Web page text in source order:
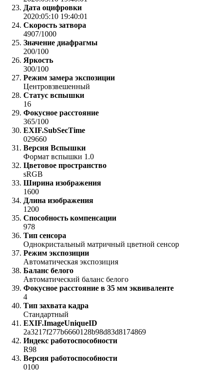
Дата оцифровки
2020:05:10 19:40:01
Скорость затвора
4907/1000
Значение диафрагмы
200/100
Яркость
300/100
Режим замера экспозиции
Центровзвешенный
Статус вспышки
16
Фокусное расстояние
365/100
EXIF.SubSecTime
029660
Версия Вспышки
Формат вспышки 1.0
Цветовое пространство
sRGB
Ширина изображения
1600
Длина изображения
1200
Способность компенсации
978
Тип сенсора
Однокристальный матричный цветной сенсор
Режим экспозиции
Автоматическая экспозиция
Баланс белого
Автоматический баланс белого
Фокусное расстояние в 35 мм эквиваленте
4
Тип захвата кадра
Стандартный
EXIF.ImageUniqueID
2a3217f277b6660128b98d83d8174869
Индекс работоспособности
R98
Версия работоспособности
0100